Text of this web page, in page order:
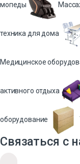
мопеды
техника для дома
Медицинское
активного отдыха
оборудование
Связаться с